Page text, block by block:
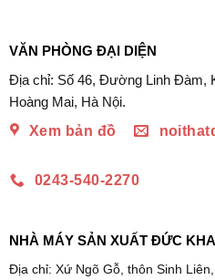
VĂN PHÒNG ĐẠI DIỆN
Địa chỉ: Số 46, Đường Linh Đàm,
Hoàng Mai, Hà Nội.
Xem bản đồ
0243-540-2270
NHÀ MÁY SẢN XUẤT ĐỨC
Địa chỉ: Xứ Ngõ Gỗ, thôn Sinh